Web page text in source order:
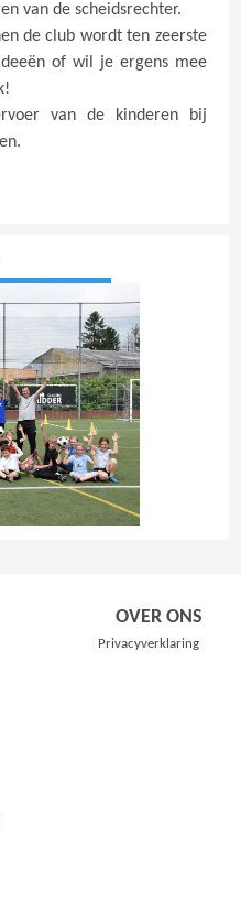
van de scheidsrechter.
de club wordt ten zeerste
of wil je ergens mee
van de kinderen bij
OVER ONS
Privacyverklaring